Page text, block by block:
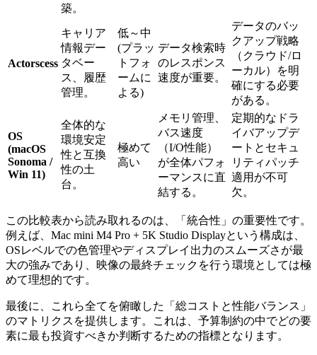
築。
Actorscess
キャリア
情報デー
タベー
ス、履歴
管理。
低～中
(プラッ
トフォ
ームに
よる)
データ検索時
のレスポンス
速度が重要。
データのバッ
クアップ戦略
（クラウド/ロ
ーカル）を明
確にする必要
がある。
OS
(macOS
Sonoma /
Win 11)
全体的な
環境安定
性と互換
性の土
台。
極めて
高い
メモリ管理、
バス速度
（I/O性能）
が全体パフォ
ーマンスに直
結する。
定期的なドラ
イバアップデ
ートとセキュ
リティパッチ
適用が不可
欠。
この比較表から読み取れるのは、「統合性」の重要性です。
例えば、Mac mini M4 Pro + 5K Studio Displayという構成は、
OSレベルでの色管理やディスプレイ出力のスムーズさが最
大の強みであり、映像の最終チェックを行う環境としては極
めて理想的です。
最後に、これら全てを俯瞰した「総コストと性能バランス」
のマトリクスを提供します。これは、予算制約の中でどの要
素に最も投資すべきか判断するための指標となります。